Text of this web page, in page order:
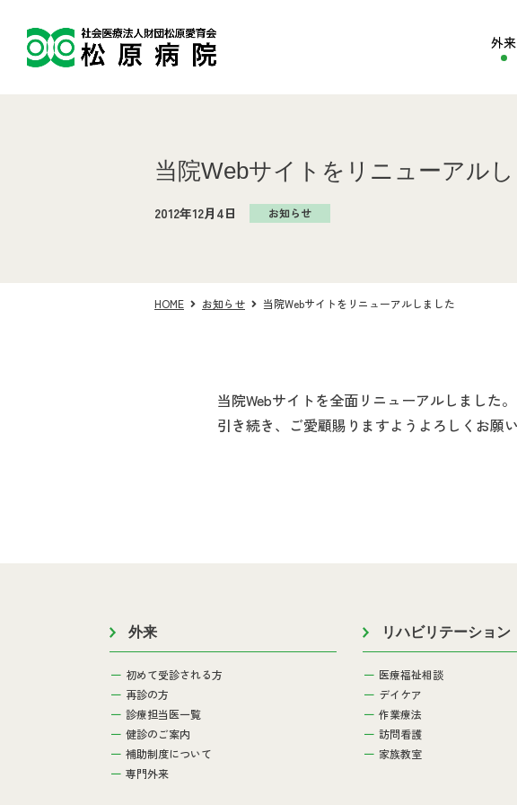
外来
当院Webサイトをリニューアル
2012年12月4日 お知らせ
HOME お知らせ 当院Webサイトをリニューアルしました
当院Webサイトを全面リニューアルしました。
引き続き、ご愛顧賜りますようよろしくお願い
外来
初めて受診される方
再診の方
診療担当医一覧
健診のご案内
補助制度について
専門外来
リハビリテーション
医療福祉相談
デイケア
作業療法
訪問看護
家族教室